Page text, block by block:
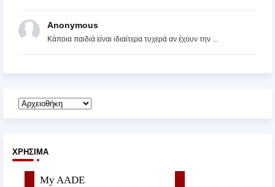
Anonymous
Κάποια παιδιά είναι ιδιαίτερα τυχερά αν έχουν την ...
ΧΡΉΣΙΜΑ
My AADE